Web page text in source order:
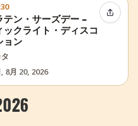
テン・サーズデー –
ックライト・ディスコ
ョン
8月 20, 2026
イベン